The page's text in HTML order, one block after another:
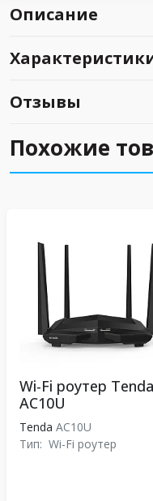
Описание
Отзывы
Похожие
Wi-Fi роутер Tenda
AC10U
Tenda AC10U
Тип: Wi-Fi роутер